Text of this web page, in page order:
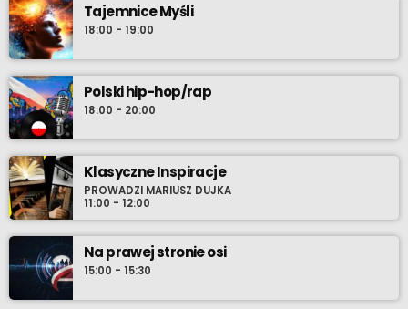
Tajemnice Myśli
18:00 - 19:00
Polski hip-hop/rap
18:00 - 20:00
Klasyczne Inspiracje
PROWADZI MARIUSZ DUJKA
11:00 - 12:00
Na prawej stronie osi
15:00 - 15:30